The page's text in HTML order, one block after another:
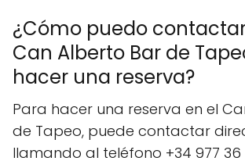
¿Cómo puedo
Can Alberto Bar de
hacer una reserva?
Para hacer una reserva en el
de Tapeo, puede contactar
llamando al teléfono +34 977 36